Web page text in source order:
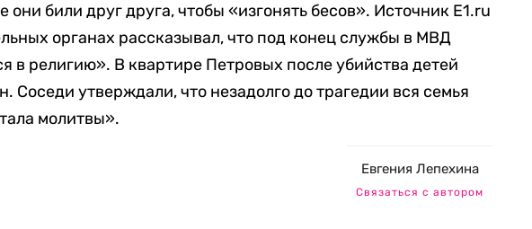
они били друг друга, чтобы «изгонять бесов». Источник E1.ru
органах рассказывал, что под конец службы в МВД
в религию». В квартире Петровых после убийства детей
Соседи утверждали, что незадолго до трагедии вся семья
молитвы».
Евгения Лепехина
Связаться с автором